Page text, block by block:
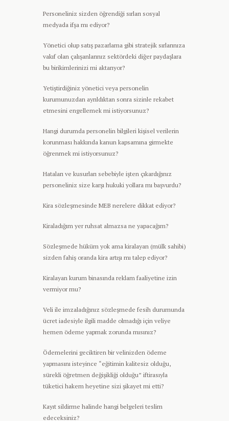
Personeliniz sizden öğrendiği sırları sosyal
medyada ifşa mı ediyor?
Yönetici olup satış pazarlama gibi stratejik sırlarınıza
vakıf olan çalışanlarınız sektördeki diğer paydaşlara
bu birikimlerinizi mi aktarıyor?
Yetiştirdiğiniz yönetici veya personelin
kurumunuzdan ayrıldıktan sonra sizinle rekabet
etmesini engellemek mi istiyorsunuz?
Hangi durumda personelin bilgileri kişisel verilerin
korunması hakkında kanun kapsamına girmekte
öğrenmek mi istiyorsunuz?
Hataları ve kusurları sebebiyle işten çıkardığınız
personeliniz size karşı hukuki yollara mı başvurdu?
Kira sözleşmesinde MEB nerelere dikkat ediyor?
Kiraladığım yer ruhsat almazsa ne yapacağım?
Sözleşmede hüküm yok ama kiralayan (mülk sahibi)
sizden fahiş oranda kira artışı mı talep ediyor?
Kiralayan kurum binasında reklam faaliyetine izin
vermiyor mu?
Veli ile imzaladığınız sözleşmede fesih durumunda
ücret iadesiyle ilgili madde olmadığı için veliye
hemen ödeme yapmak zorunda mısınız?
Ödemelerini geciktiren bir velinizden ödeme
yapmasını isteyince “eğitimin kalitesiz olduğu,
sürekli öğretmen değişikliği olduğu” iftirasıyla
tüketici hakem heyetine sizi şikayet mi etti?
Kayıt sildirme halinde hangi belgeleri teslim
edeceksiniz?